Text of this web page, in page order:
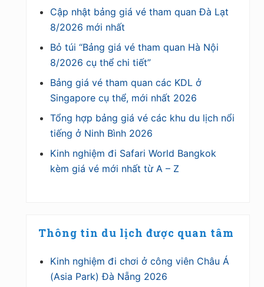
Cập nhật bảng giá vé tham quan Đà Lạt
8/2026 mới nhất
Bỏ túi “Bảng giá vé tham quan Hà Nội
8/2026 cụ thể chi tiết”
Bảng giá vé tham quan các KDL ở
Singapore cụ thể, mới nhất 2026
Tổng hợp bảng giá vé các khu du lịch nổi
tiếng ở Ninh Bình 2026
Kinh nghiệm đi Safari World Bangkok
kèm giá vé mới nhất từ A – Z
Thông tin du lịch được quan tâm
Kinh nghiệm đi chơi ở công viên Châu Á
(Asia Park) Đà Nẵng 2026